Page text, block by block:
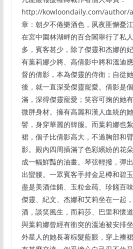
http://kowloondaily.com/author/
章：朝夕不倦樂酒色，夙夜匪懈憂
在宮中園林湖畔的百合閣舉行了私
多，賓客甚少，除了傑靈和杰娜的
有葉莉娜少將、高倩影中將和溫迪
督的倩影，本為傑靈的侍衛；自從
後，就一直深受傑靈寵愛。倩影是
滿，深得傑靈寵愛；笑容可掬的她
微胖身材。擁有高麗和漢人血統的
髺，身穿華麗的韓服。而葉莉娜也
裙，個子比倩影高大，不過胸部和
影。殿內四周插滿了色彩繽紛的花
成一幅鮮豔的油畫。琴弦輕撥，彈
出蠻腰。一眾賓客手持金足樽和碧
盡是美酒佳餚、玉粒金莼、珍饈百
傑靈、紀文、杰娜和艾莉坐在一起
酒，談笑風生，而莉莎、巴里和懷
與葉莉娜曾經有衝突的溫迪被安排
外星人的她長著棕髮藍眼，穿上襖